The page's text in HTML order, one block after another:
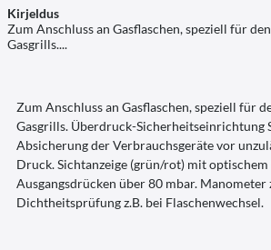
Kirjeldus
Zum Anschluss an Gasflaschen, speziell für
Gasgrills....
Zum Anschluss an Gasflaschen, speziell für
Gasgrills. Überdruck-Sicherheitseinrichtung
Absicherung der Verbrauchsgeräte vor
Druck. Sichtanzeige (grün/rot) mit optischem
Ausgangsdrücken über 80 mbar. Manometer
Dichtheitsprüfung z.B. bei Flaschenwechsel.